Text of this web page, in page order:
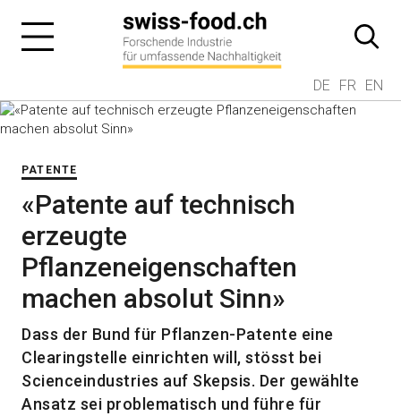
DE FR EN
PATENTE
«Patente auf technisch
erzeugte
Pflanzeneigenschaften
machen absolut Sinn»
Dass der Bund für Pflanzen-Patente eine
Clearingstelle einrichten will, stösst bei
Scienceindustries auf Skepsis. Der gewählte
Ansatz sei problematisch und führe für